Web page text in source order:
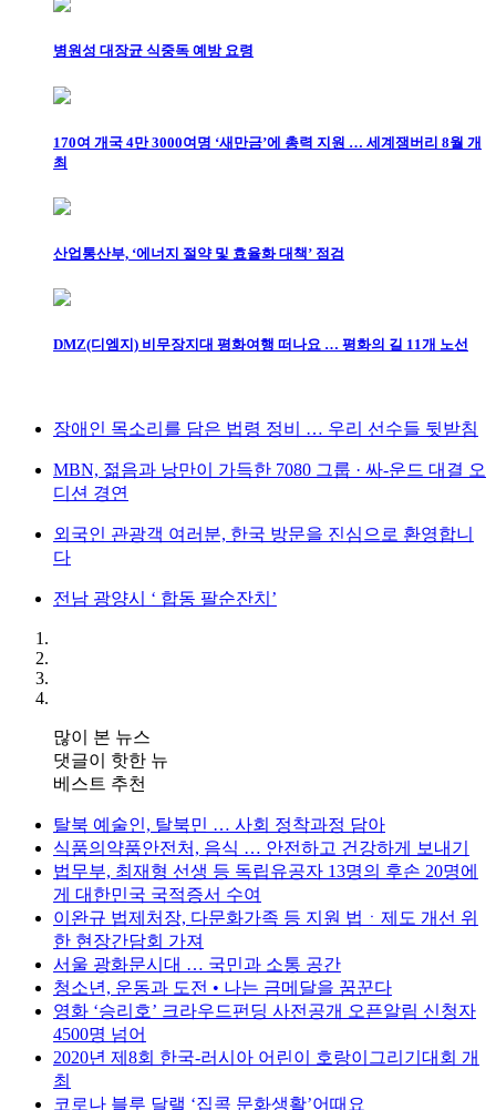
병원성 대장균 식중독 예방 요령
170여 개국 4만 3000여명 ‘새만금’에 총력 지원 … 세계잼버리 8월 개
최
산업통산부, ‘에너지 절약 및 효율화 대책’ 점검
DMZ(디엠지) 비무장지대 평화여행 떠나요 … 평화의 길 11개 노선
장애인 목소리를 담은 법령 정비 … 우리 선수들 뒷받침
MBN, 젊음과 낭만이 가득한 7080 그룹 · 싸-운드 대결 오
디션 경연
외국인 관광객 여러분, 한국 방문을 진심으로 환영합니
다
전남 광양시 ‘ 합동 팔순잔치’
많이 본 뉴스
댓글이 핫한 뉴
베스트 추천
탈북 예술인, 탈북민 … 사회 정착과정 담아
식품의약품안전처, 음식 … 안전하고 건강하게 보내기
법무부, 최재형 선생 등 독립유공자 13명의 후손 20명에
게 대한민국 국적증서 수여
이완규 법제처장, 다문화가족 등 지원 법ㆍ제도 개선 위
한 현장간담회 가져
서울 광화문시대 … 국민과 소통 공간
청소년, 운동과 도전 • 나는 금메달을 꿈꾼다
영화 ‘승리호’ 크라우드펀딩 사전공개 오픈알림 신청자
4500명 넘어
2020년 제8회 한국-러시아 어린이 호랑이그리기대회 개
최
코로나 블루 달랠 ‘집콕 문화생활’어때요